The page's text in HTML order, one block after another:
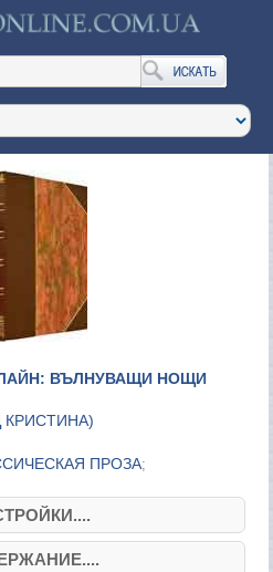
ВЪЛНУВАЩИ НОЩИ
КРИСТИНА)
ПРОЗА;